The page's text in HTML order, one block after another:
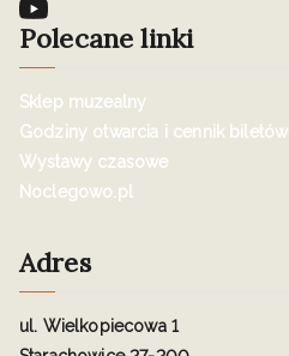
Polecane linki
Sklep muzealny
Godziny otwarcia i cennik biletów
Wystawy czasowe
Noclegowo.pl
Adres
ul. Wielkopiecowa 1